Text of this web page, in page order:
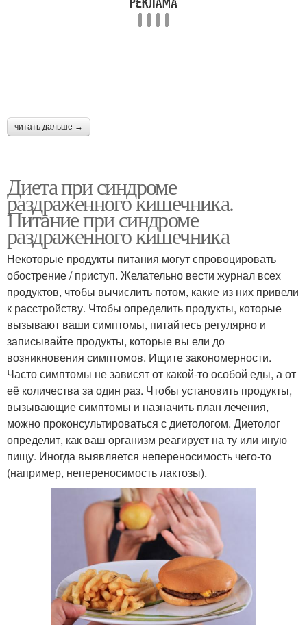
читать дальше →
Диета при синдроме
раздраженного кишечника.
Питание при синдроме
раздраженного кишечника
Некоторые продукты питания могут спровоцировать
обострение / приступ. Желательно вести журнал всех
продуктов, чтобы вычислить потом, какие из них привели
к расстройству. Чтобы определить продукты, которые
вызывают ваши симптомы, питайтесь регулярно и
записывайте продукты, которые вы ели до
возникновения симптомов. Ищите закономерности.
Часто симптомы не зависят от какой-то особой еды, а от
её количества за один раз. Чтобы установить продукты,
вызывающие симптомы и назначить план лечения,
можно проконсультироваться с диетологом. Диетолог
определит, как ваш организм реагирует на ту или иную
пищу. Иногда выявляется непереносимость чего-то
(например, непереносимость лактозы).